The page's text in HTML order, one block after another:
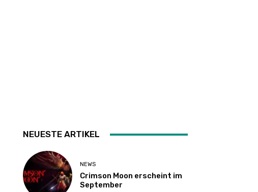
NEUESTE ARTIKEL
NEWS
Crimson Moon erscheint im
September